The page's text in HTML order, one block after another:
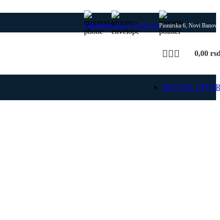
Call centarartehnic@gmail.comPionirska 6, Novi
0,00
SPECIAL